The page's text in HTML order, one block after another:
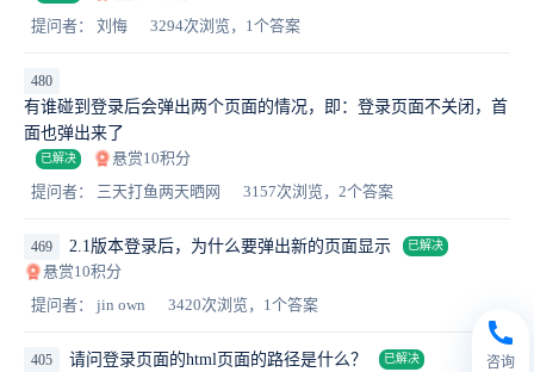
提问者： 刘悔
3294次浏览，1个答案
480
有谁碰到登录后会弹出两个页面的情况，即：登录页面不关闭，首
面也弹出来了
已解决
悬赏10积分
提问者： 三天打鱼两天晒网
3157次浏览，2个答案
469 2.1版本登录后，为什么要弹出新的页面显示 已解决
悬赏10积分
提问者： jin own
3420次浏览，1个答案
405 请问登录页面的html页面的路径是什么？ 已解决 咨询